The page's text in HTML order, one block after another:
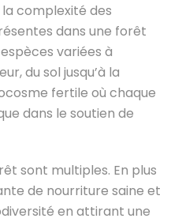
complexité des
dans une forêt
variées à
du sol jusqu’à la
fertile où chaque
dans le soutien de
sont multiples. En plus
de nourriture saine et
en attirant une